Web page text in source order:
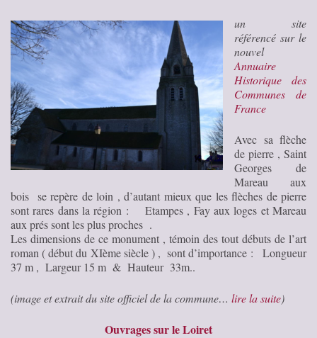
un site
référencé sur le
nouvel
Annuaire
Historique des
Communes de
France
Avec sa flèche
de pierre , Saint
Georges de
Mareau aux
bois se repère de loin , d’autant mieux que les flèches de pierre
sont rares dans la région : Etampes , Fay aux loges et Mareau
aux prés sont les plus proches .
Les dimensions de ce monument , témoin des tout débuts de l’art
roman ( début du XIème siècle ) , sont d’importance : Longueur
37 m , Largeur 15 m & Hauteur 33m..
(image et extrait du site officiel de la commune… lire la suite)
Ouvrages sur le Loiret